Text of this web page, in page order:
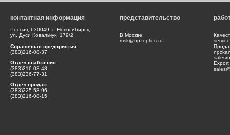
контактная информация
Россия, 630049, г. Новосибирск,
ул. Дуси Ковальчук, 179/2
Справочная предприятия
(383)216-08-37
Отдел снабжения
(383)216-08-48
(383)236-77-31
Отдел продаж
(383)225-58-96
(383)216-08-15
представительство
В Москве:
msk@npzoptics.ru